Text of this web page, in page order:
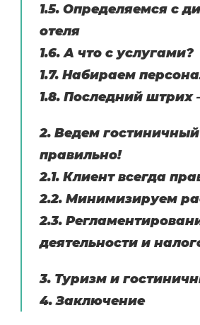
1.5. Определяемся с
отеля
1.6. А что с услугами?
1.7. Набираем
1.8. Последний
2. Ведем
правильно!
2.1. Клиент всегда
2.2. Минимизируем
2.3.
деятельности и
3. Туризм и
4. Заключение